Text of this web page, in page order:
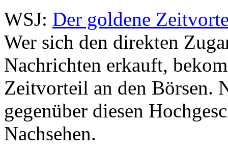
WSJ: Der goldene
Wer sich den direkten
Nachrichten erkauft,
Zeitvorteil an den Börsen.
gegenüber diesen
Nachsehen.